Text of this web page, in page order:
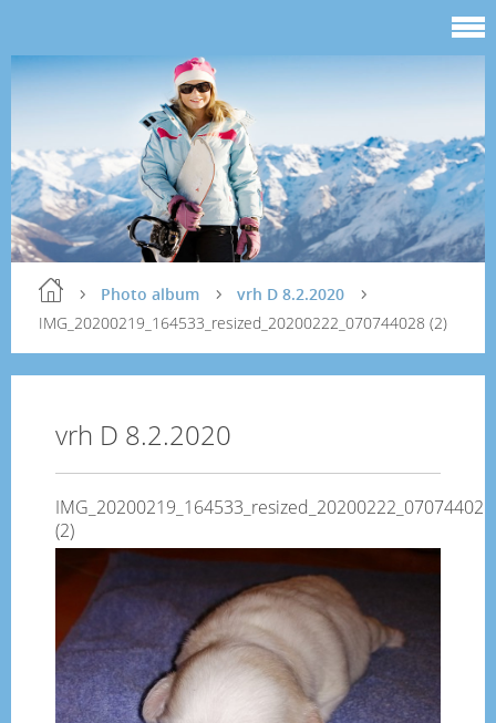
Photo album
vrh D 8.2.2020
IMG_20200219_164533_resized_20200222_070744028 (2)
vrh D 8.2.2020
IMG_20200219_164533_resized_20200222_070744028
(2)